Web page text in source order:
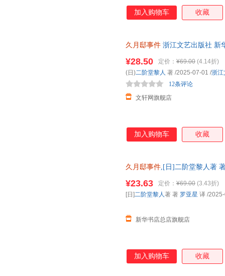
加入购物车 收藏
久月邸事件 浙江文艺出版社 新
¥28.50 定价： ¥69.00 (4.14折)
文轩网旗舰店
12条评论
(日)二阶堂黎人 著 /2025-07-01 /浙江
加入购物车 收藏
久月邸事件,[日]二阶堂黎人著
惠咨询：13284178503
¥23.63 定价： ¥69.00 (3.43折)
新华书店总店旗舰店
[日]二阶堂黎人著 著 罗亚星 译 /
加入购物车 收藏